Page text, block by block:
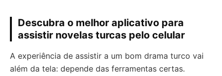
Descubra o melhor aplicativo para
assistir novelas turcas pelo celular
A experiência de assistir a um bom drama turco vai
além da tela: depende das ferramentas certas.